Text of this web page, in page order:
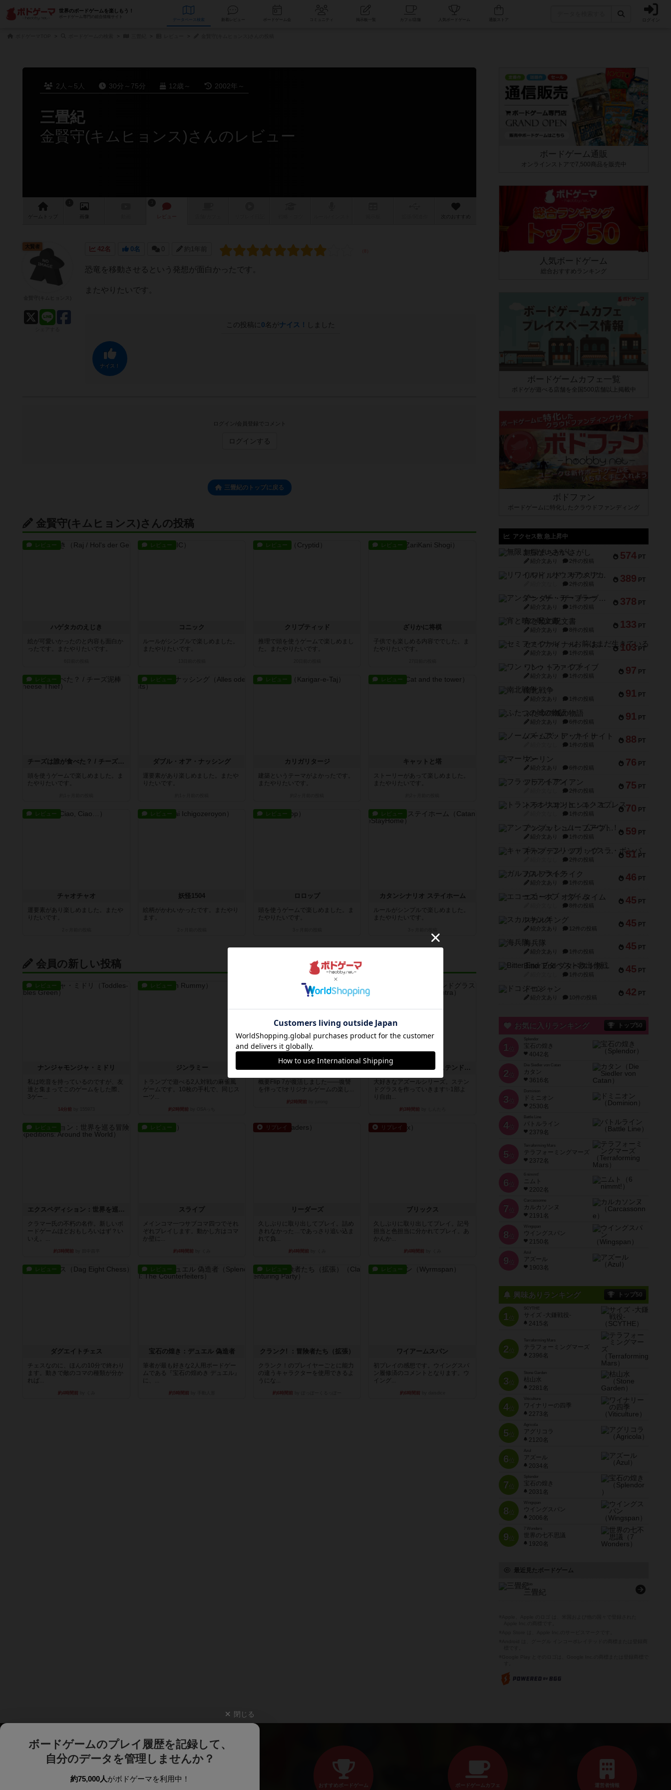
世界のボードゲームを楽しもう！
ボードゲーム専門の総合情報サイト
データベース コミュニティ 人気ボードゲーム ログイン
2人～5人 30分～75分 12歳～ 2002年～
三畳紀
金賢守(キムヒョンス)さんのレビュー
ゲーム 画像 レビュー 次のおすすめ
42名 0名 0 約1年前
恐竜を移動させるという発想が面白かったです。
またやりたいです。
この投稿に 0名がナイス！ しました
ナイス！
大賢者
ログイン/会員登録でコメント
ログインする
三畳紀のトップに戻る
金賢守(キムヒョンス)さんの投稿
レビュー
ハゲタカのえじき
絵が可愛いかったのと内容も面白か
ったです。またやりたいです。
レビュー
コニック
ルールがシンプルで楽しめました。
またやりたいです。
レビュー
クリプティッド
推理で頭を使うゲームで楽しめまし
た。またやりたいです。
レビュー
ざりかに将棋
子供でも楽しめる内容ででした。ま
たやりたいです。
レビュー
チーズは誰が食べた？ / チーズ泥棒
頭を使うゲームで楽しめました。ま
たやりたいです。
レビュー
ダブル・オア・ナッシング
運要素があり楽しめました。またや
りたいです。
レビュー
カリガリタージ
建築というテーマがよかったです。
またやりたいです。
レビュー
キャットと塔
ストーリーがあって楽しめました。
またやりたいです。
レビュー
チャオチャオ
運要素があり楽しめました。またや
りたいです。
レビュー
妖怪1504
絵柄がかわいかったです。またやり
ます。
レビュー
ロロップ
頭を使うゲームで楽しめました。ま
たやりたいです。
レビュー
カタンシナリオ ステイホーム
ルールがシンプルで楽しめました。
またやりたいです。
会員の新しい投稿
レビュー
ナンジャモンジャ・ミドリ
私は吃音を持っているのですが、友
達と集まってこのゲームをした際、
3ゲー...
14分前
レビュー
ジンラミー
トランプで遊べる2人対戦の麻雀風
ゲームです。10枚の手札で、同じス
ーツ...
約2時間前
ルール/インスト
概要Flip 7が復活しました――復讐
を伴って!オリジナルゲームの楽し...
約2時間前
アズール：シントラのステンドグラス
大好きなアズールシリーズ。ステン
ドグラスを作っていきます✨1部よ
り自由...
約3時間前
レビュー
エクスペディション：世界を巡る冒険
クラマー氏の不朽の名作。新しいボ
ードゲームほどおもしろいはず？い
いえ。...
約3時間前
レビュー
スライプ
メインコマ一つサブコマ四つでそれ
ぞれプレイします。動かし方はコマ
か壁に...
約4時間前
リプレイ
リーダーズ
久しぶりに取り出してプレイ。詰め
きれなかった…であっさり追い込ま
れて負...
約4時間前
リプレイ
ブリックス
久しぶりに取り出してプレイ。記号
担当と色担当に分かれてプレイ。あ
かんか...
約4時間前
レビュー
ダグエイトチェス
チェスなのに、ほんの10分で終わり
ます。動きで敵のコマの種類が分か
れば...
約4時間前
レビュー
宝石の煌き：デュエル 偽造者
筆者が最も好きな2人用ボードゲー
ムである『宝石の煌めき デュエル』
に、...
約5時間前
レビュー
クランク! ：冒険者たち（拡張）
クランク！のプレイヤーごとに能力
の違うキャラクターを使用できるよ
うにな...
約6時間前
レビュー
ワイアームスパン
初プレイの感想です。ウイングスパ
ン履修済のコメントとなります。ウ
イング...
約6時間前
ボードゲーム通販
オンラインストアで7,500商品を販売中
人気ボードゲーム
総合おすすめランキング
ボードゲームカフェ一覧
ボドゲが遊べる店舗を全国500店舗以上掲載中
ボドファン
ボードゲームに特化したクラウドファンディング
アクセス数 急上昇中
574 PT
無限まちがいさがし
紹介文あり 2件の投稿
389 PT
リワイルド：サウスアメリカ
2件の投稿
378 PT
アンダー・ザ・テーブラー
紹介文あり 1件の投稿
133 PT
宵と暁の呪文書
紹介文あり 8件の投稿
103 PT
セミファイナル ～お前はまだ生きている～
紹介文あり 1件の投稿
97 PT
ワン・トゥ・ファイブ
紹介文あり 1件の投稿
91 PT
南北戦争
紹介文あり 1件の投稿
91 PT
ふたつの城の物語
紹介文あり 6件の投稿
88 PT
ノームズ・アット・ナイト
1件の投稿
76 PT
マーリン
紹介文あり 6件の投稿
75 PT
フラットアイアン
2件の投稿
70 PT
トランスオリエント・エクスプレス
1件の投稿
59 PT
アンブッシュ！：ムーブアウト！
紹介文あり 1件の投稿
51 PT
キャプテン・フリップ：イスラ・ボンバ
2件の投稿
46 PT
ガルフストライク
紹介文あり 1件の投稿
45 PT
エコーズ・オブ・タイム
8件の投稿
45 PT
スカルキング
紹介文あり 12件の投稿
45 PT
海兵隊
紹介文あり 1件の投稿
45 PT
Bitter End ブタペスト救出作戦
1件の投稿
42 PT
ドコジャン
紹介文あり 10件の投稿
お気に入りランキング トップ50
1 位
宝石の煌き
4042名
2 位
Die Siedler von Catan
カタン
3616名
3 位
ドミニオン
2530名
4位
Battle Line
バトルライン
2379名
5 位
Terraforming Mars
テラフォーミングマーズ
2372名
6 位
ニムト
2202名
7 位
Carcassonne
カルカソンヌ
2191名
8 位
Wingspan
ウイングスパン
2150名
9 位
Azul
アズール
1903名
興味ありランキング トップ50
1位
SCYTHE
サイズ -大鎌戦役-
2415名
2位
Terraforming Mars
テラフォーミングマーズ
2396名
3位
Stone Garden
枯山水
2281名
4位
Viticulture
ワイナリーの四季
2273名
5位
Agricola
アグリコラ
2120名
6位
Azul
アズール
2034名
7位
宝石の煌き
2031名
8位
Wingspan
ウイングスパン
2006名
9位
7 Wonders
世界の七不思議
1920名
最近見たボードゲーム
Trias
三畳紀
閉じる
ボードゲームのプレイ履歴を記録して、
自分のデータを管理しませんか？
約75,000人がボドゲーマを利用中！
おすすめボードゲーム ボードゲームカフェ 運営者情報